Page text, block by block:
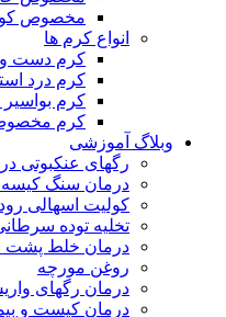
مخصوص
انواع کرم ها
کرم دست
کرم درد
کرم بواسیر
کرم
وبلاگ آموزشی
رگهای عنکبوتی
درمان سنگ
کولیت اسهالی
تخلیه توده
درمان خلط پشت
روغن مورچه
درمان رگهای
درمان کیست و